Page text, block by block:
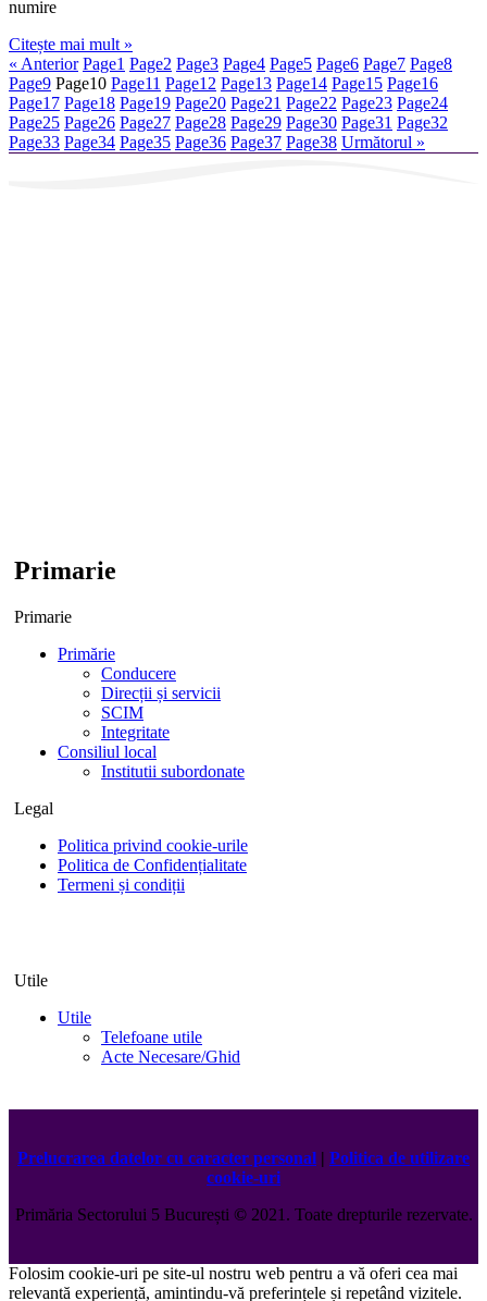
numire
Citește mai mult »
« Anterior Page1 Page2 Page3 Page4 Page5 Page6 Page7 Page8
Page9 Page10 Page11 Page12 Page13 Page14 Page15 Page16
Page17 Page18 Page19 Page20 Page21 Page22 Page23 Page24
Page25 Page26 Page27 Page28 Page29 Page30 Page31 Page32
Page33 Page34 Page35 Page36 Page37 Page38 Următorul »
Primarie
Primarie
Primărie
Conducere
Direcții și servicii
SCIM
Integritate
Consiliul local
Institutii subordonate
Legal
Politica privind cookie-urile
Politica de Confidențialitate
Termeni și condiții
Utile
Utile
Telefoane utile
Acte Necesare/Ghid
Prelucrarea datelor cu caracter personal | Politica de utilizare
cookie-uri
Primăria Sectorului 5 București ©️2021. Toate drepturile rezervate.
Folosim cookie-uri pe site-ul nostru web pentru a vă oferi cea mai
relevantă experiență, amintindu-vă preferințele și repetând vizitele.